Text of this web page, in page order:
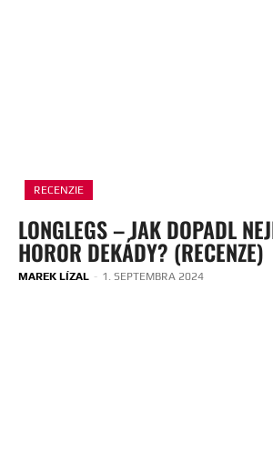
RECENZIE
LONGLEGS – JAK DOPADL
HOROR DEKÁDY? (RECENZE)
MAREK LÍZAL - 1. SEPTEMBRA 2024